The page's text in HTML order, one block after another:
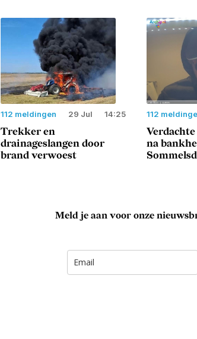
112 meldingen 29 Jul 14:25
Trekker en
drainageslangen door
brand verwoest
112
na
Meld je aan voor onze